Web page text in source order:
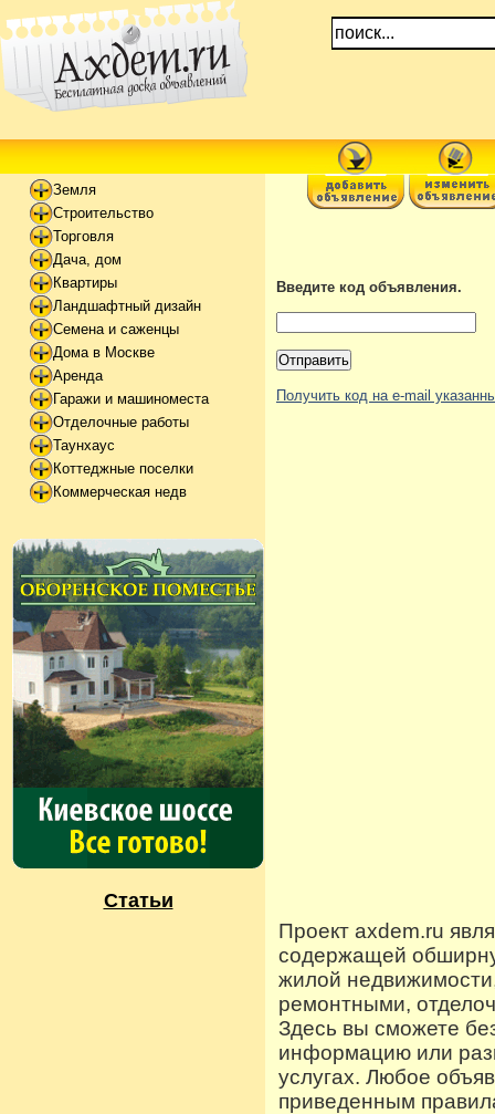
Земля
Строительство
Торговля
Дача, дом
Квартиры
Ландшафтный дизайн
Семена и саженцы
Дома в Москве
Аренда
Гаражи и машиноместа
Отделочные работы
Таунхаус
Коттеджные поселки
Коммерческая недв
Статьи
Введите код объявления.
Получить код на e-mail
Проект axdem.ru
содержащей
жилой
ремонтными,
Здесь вы сможете
информацию или
услугах. Любое
приведенным